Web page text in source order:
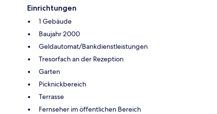
Einrichtungen
1 Gebäude
Baujahr 2000
Geldautomat/Bankdienstleistungen
Tresorfach an der Rezeption
Garten
Picknickbereich
Terrasse
Fernseher im öffentlichen Bereich